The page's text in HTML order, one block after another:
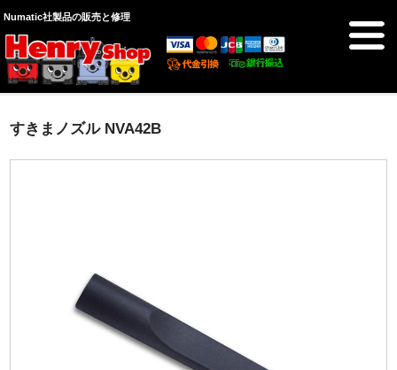
Numatic社製品の販売と修理
乾式掃除機
その他
修理受付
すきまノズル NVA42B